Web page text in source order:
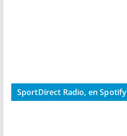
SportDirect Radio, en Spotify